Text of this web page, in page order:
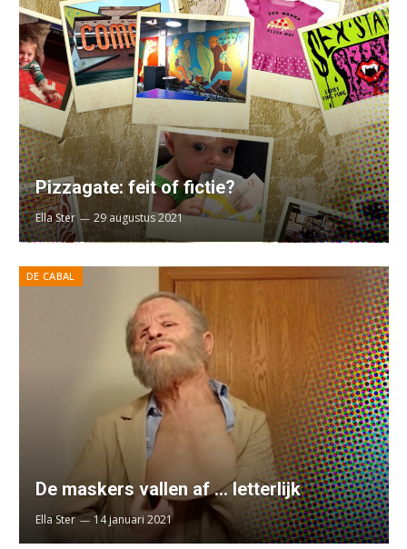
Pizzagate: feit of fictie?
Ella Ster 29 augustus 2021
DE CABAL
De maskers vallen af … letterlijk
Ella Ster 14 januari 2021